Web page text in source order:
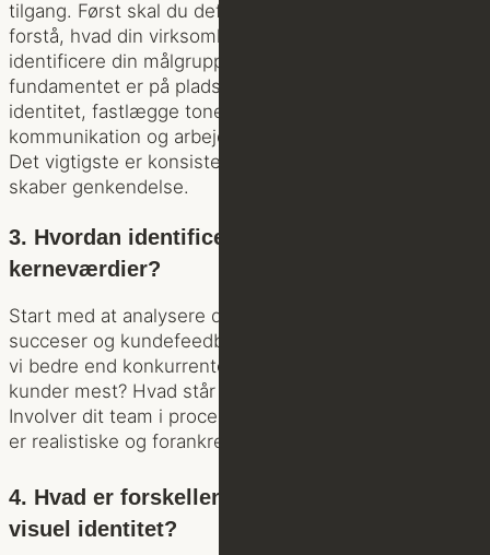
tilgang. Først skal du definere dine kerneværdier og
forstå, hvad din virksomhed står for. Derefter skal du
identificere din målgruppe og deres behov. Når
fundamentet er på plads, skal du udvikle en visuel
identitet, fastlægge tone of voice, skabe konsistent
kommunikation og arbejde langsigtet med synlighed.
Det vigtigste er konsistens – gentagelse over tid
skaber genkendelse.
3. Hvordan identificerer jeg virksomhedens
kerneværdier?
Start med at analysere din virksomheds historik,
succeser og kundefeedback. Spørg dig selv hvad gør
vi bedre end konkurrenterne? Hvad værdsætter vores
kunder mest? Hvad står vi for som virksomhed?
Involver dit team i processen for at sikre, at værdierne
er realistiske og forankret i organisationen.
4. Hvad er forskellen på brandidentitet og
visuel identitet?